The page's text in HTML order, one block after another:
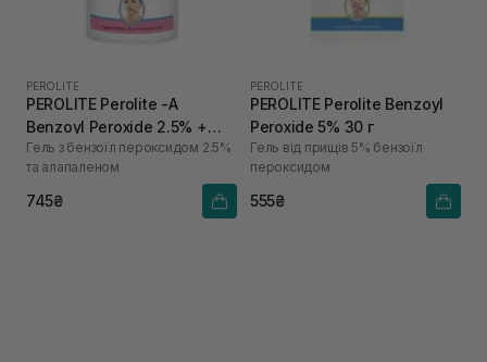
PEROLITE
PEROLITE Perolite -A
Benzoyl Peroxide 2.5% +
Adapalene Gel 30 г
Гель з бензоїл пероксидом 2.5%
та алапаленом
745₴
PEROLITE
PEROLITE Perolite Benzoyl
Peroxide 5% 30 г
Гель від прищів 5% бензоїл
пероксидом
555₴